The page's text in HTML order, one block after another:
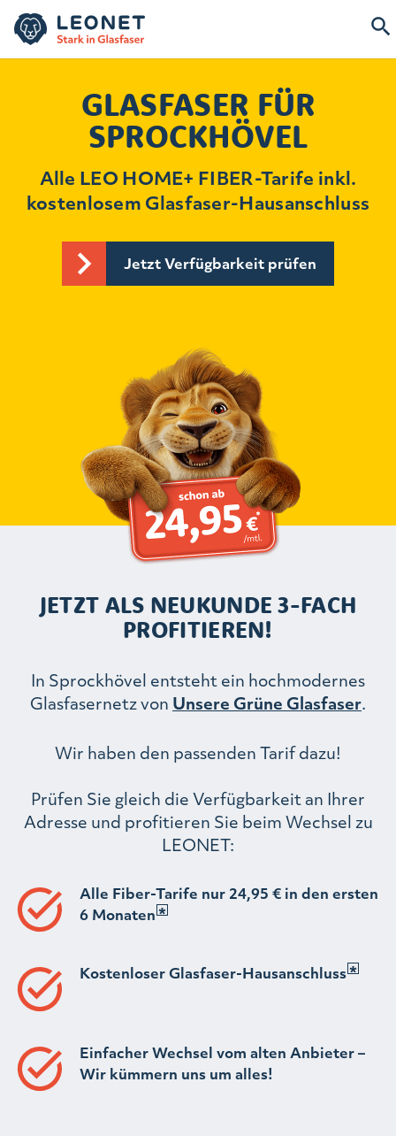
GLASFASER FÜR
SPROCKHÖVEL
Alle LEO HOME+ FIBER-Tarife inkl.
kostenlosem Glasfaser-Hausanschluss
Jetzt Verfügbarkeit prüfen
JETZT ALS NEUKUNDE 3-FACH
PROFITIEREN!
In Sprockhövel entsteht ein hochmodernes
Glasfasernetz von Unsere Grüne Glasfaser.
Wir haben den passenden Tarif dazu!
Prüfen Sie gleich die Verfügbarkeit an Ihrer
Adresse und profitieren Sie beim Wechsel zu
LEONET:
Alle Fiber-Tarife nur 24,95 € in den ersten
6 Monaten
Kostenloser Glasfaser-Hausanschluss
Einfacher Wechsel vom alten Anbieter –
Wir kümmern uns um alles!